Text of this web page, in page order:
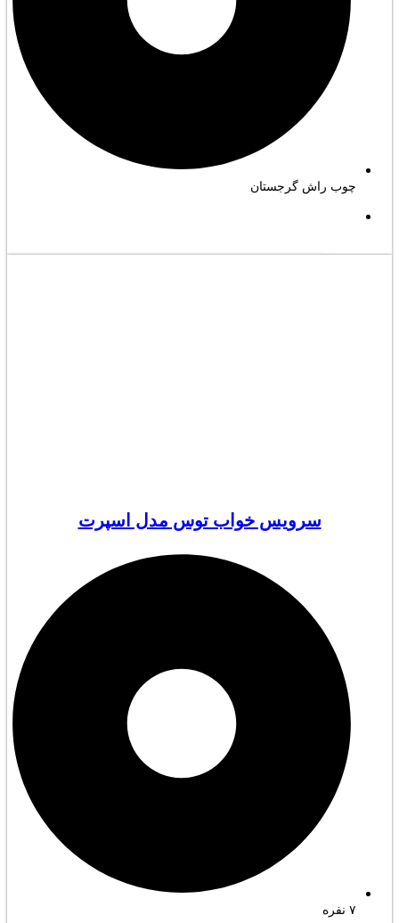
چوب راش گرجستان
سرویس خواب توس مدل اسپرت
۷ نفره